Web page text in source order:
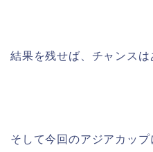
結果を残せば、チャンスは
そして今回のアジアカッ